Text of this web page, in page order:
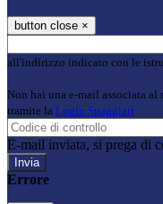
button close ×
all'indirizzo indicato con le
Non hai una e-mail associata al
tramite la Login Spaggiari
E-mail inviata, si prega di
Errore